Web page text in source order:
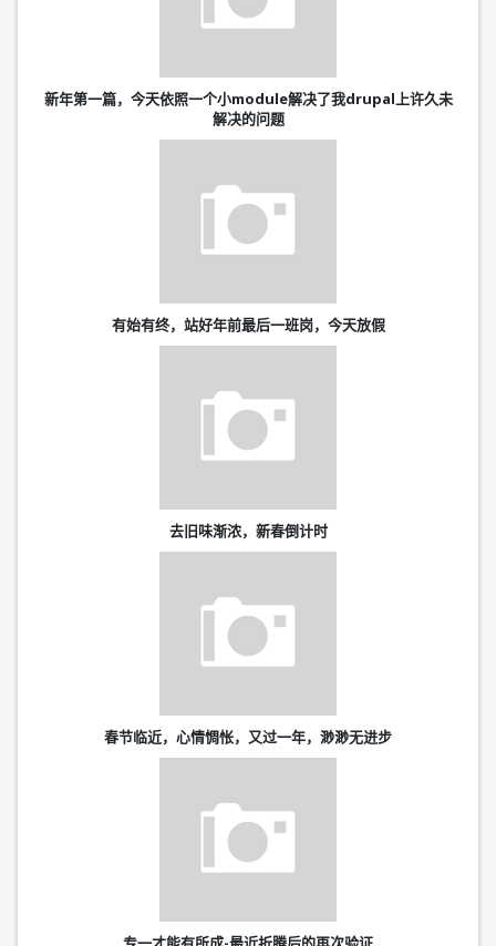
新年第一篇，今天依照一个小module解决了我drupal上许久未
解决的问题
有始有终，站好年前最后一班岗，今天放假
去旧味渐浓，新春倒计时
春节临近，心情惆怅，又过一年，渺渺无进步